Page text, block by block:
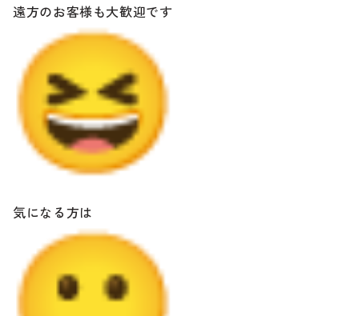
遠方のお客様も大歓迎です
気になる方は